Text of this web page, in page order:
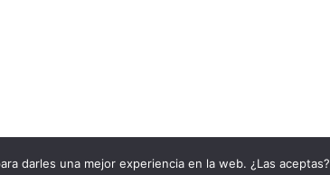
darles una mejor experiencia en la web. ¿Las aceptas?